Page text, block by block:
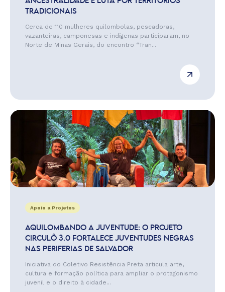
TRADICIONAIS
Cerca de 110 mulheres quilombolas, pescadoras,
vazanteiras, camponesas e indígenas participaram, no
Norte de Minas Gerais, do encontro “Tran...
Apoio a Projetos
AQUILOMBANDO A JUVENTUDE: O PROJETO
CIRCULÔ 3.0 FORTALECE JUVENTUDES NEGRAS
NAS PERIFERIAS DE SALVADOR
Iniciativa do Coletivo Resistência Preta articula arte,
cultura e formação política para ampliar o protagonismo
juvenil e o direito à cidade...